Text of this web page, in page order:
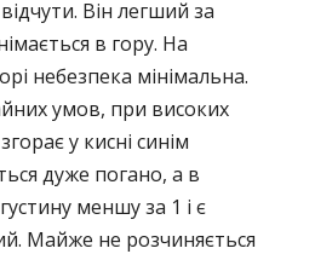
Він легший за
в гору. На
небезпека мінімальна.
умов, при високих
у кисні синім
дуже погано, а в
меншу за 1 і є
Майже не розчиняється